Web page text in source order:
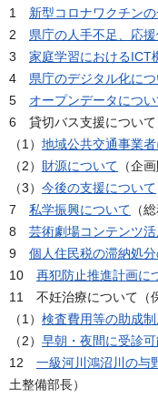
1 新型コロナワクチン
2 県庁の人手不足、応
3 家庭学習におけるICT
4 県庁のデジタル化に
5 オープンデータについ
6 貸切バス支援について
（1） 地域公共交通事業
（2） 財源について （企
（3） 今後の支援について
7 私学振興について （
8 芸術劇場コンテンツ
9 個人住民税の滞納処
10 再犯防止推進計画に
11 不妊治療について（
（1） 検査費用等の助成
（2） 早朝・夜間に受診
12 一級河川鴻沼川の与
土整備部長）